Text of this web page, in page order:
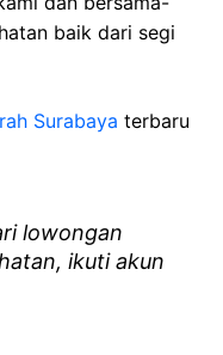
baik dari segi
Surabaya terbaru
lowongan
ikuti akun